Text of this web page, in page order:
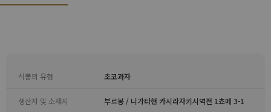
식품의 유형 초코과자
생산자 및 소재지 부르봉 / 니가타현 카시라자키시역전 1쵸메 3-1